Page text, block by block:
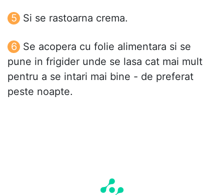
Si se rastoarna crema.
Se acopera cu folie alimentara si se
pune in frigider unde se lasa cat mai mult
pentru a se intari mai bine - de preferat
peste noapte.